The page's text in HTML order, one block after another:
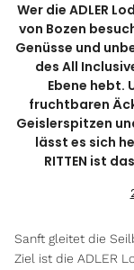
Info
Wer die ADLER
von Bozen
Genüsse und
des All
Ebene hebt.
fruchtbaren
Geislerspitzen
lässt es sich
RITTEN ist
Sanft gleitet die
Ziel ist die ADLER